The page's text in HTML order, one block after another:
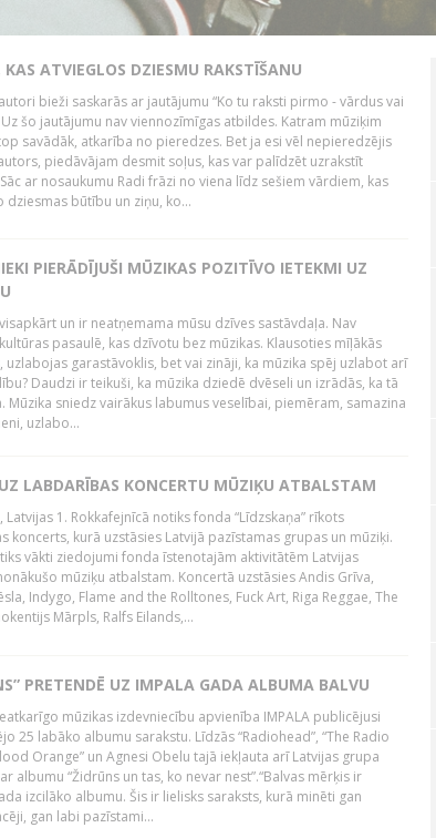
KAS ATVIEGLOS DZIESMU RAKSTĪŠANU
bieži saskarās ar jautājumu “Ko tu raksti pirmo - vārdus vai
Uz šo jautājumu nav viennozīmīgas atbildes. Katram mūziķim
savādāk, atkarība no pieredzes. Bet ja esi vēl nepieredzējis
piedāvājam desmit soļus, kas var palīdzēt uzrakstīt
ar nosaukumu Radi frāzi no viena līdz sešiem vārdiem, kas
dziesmas būtību un ziņu, ko...
PIERĀDĪJUŠI MŪZIKAS POZITĪVO IETEKMI UZ
un ir neatņemama mūsu dzīves sastāvdaļa. Nav
pasaulē, kas dzīvotu bez mūzikas. Klausoties mīļākās
uzlabojas garastāvoklis, bet vai zināji, ka mūzika spēj uzlabot arī
Daudzi ir teikuši, ka mūzika dziedē dvēseli un izrādās, ka tā
Mūzika sniedz vairākus labumus veselībai, piemēram, samazina
uzlabo...
LABDARĪBAS KONCERTU MŪZIĶU ATBALSTAM
Latvijas 1. Rokkafejnīcā notiks fonda “Līdzskaņa” rīkots
koncerts, kurā uzstāsies Latvijā pazīstamas grupas un mūziķi.
vākti ziedojumi fonda īstenotajām aktivitātēm Latvijas
mūziķu atbalstam. Koncertā uzstāsies Andis Grīva,
Indygo, Flame and the Rolltones, Fuck Art, Riga Reggae, The
Mārpls, Ralfs Eilands,...
PRETENDĒ UZ IMPALA GADA ALBUMA BALVU
mūzikas izdevniecību apvienība IMPALA publicējusi
25 labāko albumu sarakstu. Līdzās “Radiohead”, “The Radio
Orange” un Agnesi Obelu tajā iekļauta arī Latvijas grupa
albumu “Židrūns un tas, ko nevar nest”.“Balvas mērķis ir
izcilāko albumu. Šis ir lielisks saraksts, kurā minēti gan
gan labi pazīstami...